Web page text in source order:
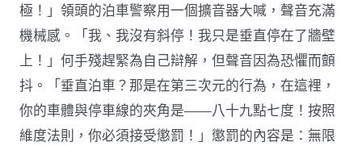
極！」領頭的泊車警察用一個擴音器大喊，聲音充滿
機械感。「我、我沒有斜停！我只是垂直停在了牆壁
上！」何手殘趕緊為自己辯解，但聲音因為恐懼而顫
抖。「垂直泊車？那是在第三次元的行為，在這裡，
你的車體與停車線的夾角是——八十九點七度！按照
維度法則，你必須接受懲罰！」懲罰的內容是：無限